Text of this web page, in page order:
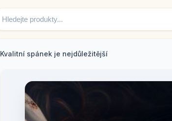
Kvalitní spánek je nejdůležitější